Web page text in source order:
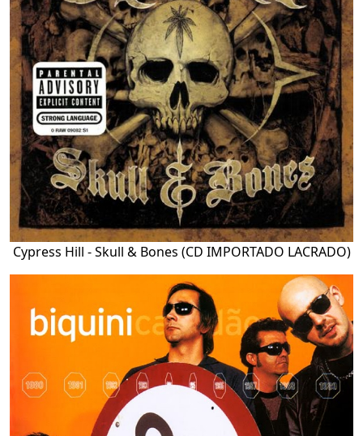
Cypress Hill - Skull & Bones (CD IMPORTADO LACRADO)